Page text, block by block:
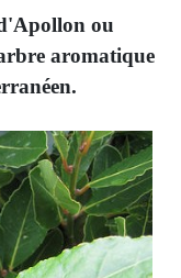
ou
aromatique